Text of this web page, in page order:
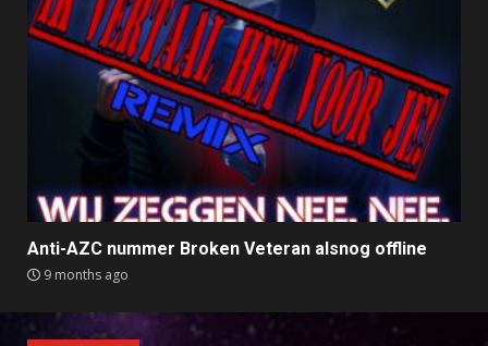
Anti-AZC nummer Broken Veteran alsnog offline
9 months ago